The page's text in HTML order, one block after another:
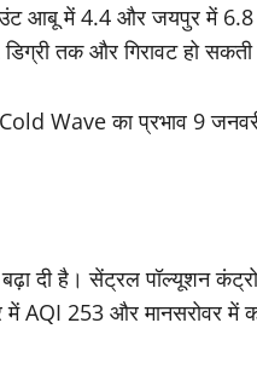
आबू में 4.4 और जयपुर में 6.8
तक और गिरावट हो
Wave का प्रभाव 9
दी है। सेंट्रल पॉल्यूशन
AQI 253 और मानसरोवर में